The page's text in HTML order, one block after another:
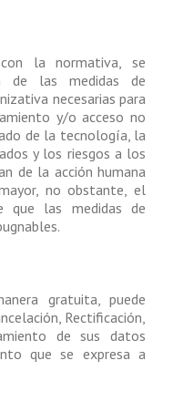
la normativa, se
de las medidas de
necesarias para
y/o acceso no
de la tecnología, la
y los riesgos a los
de la acción humana
no obstante, el
que las medidas de
gratuita, puede
Rectificación,
de sus datos
que se expresa a